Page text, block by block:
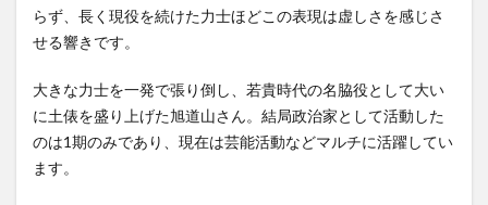
らず、長く現役を続けた力士ほどこの表現は虚しさを感じさ
せる響きです。
大きな力士を一発で張り倒し、若貴時代の名脇役として大い
に土俵を盛り上げた旭道山さん。結局政治家として活動した
のは1期のみであり、現在は芸能活動などマルチに活躍してい
ます。